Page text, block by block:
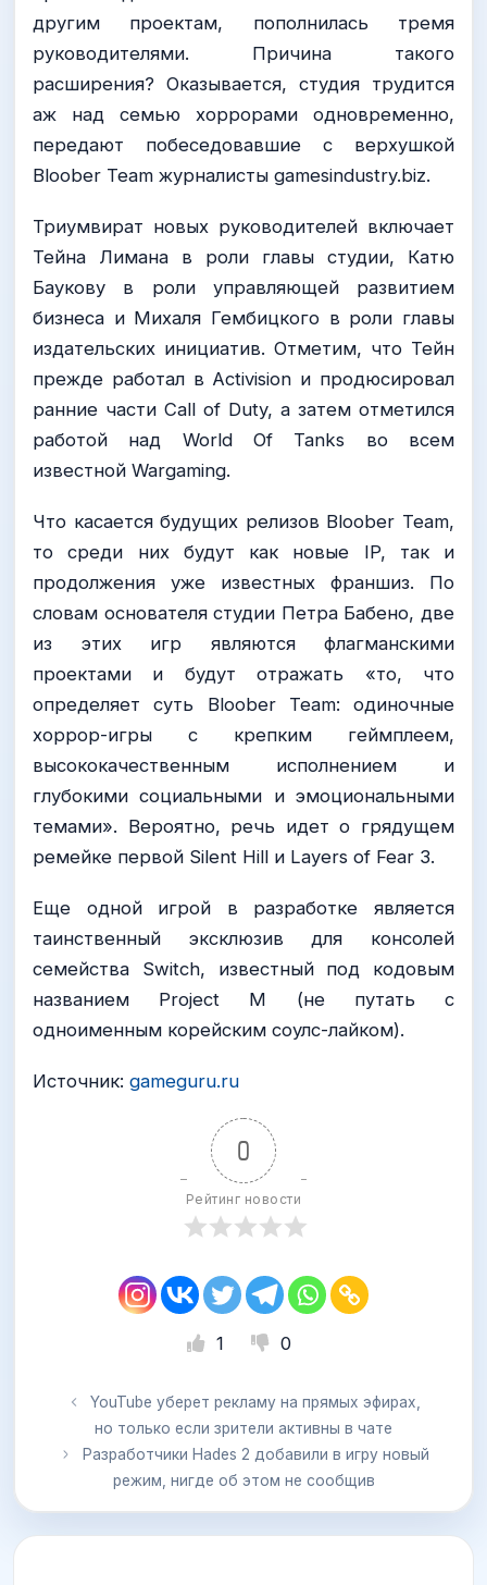
другим проектам, пополнилась тремя
руководителями. Причина такого
расширения? Оказывается, студия трудится
аж над семью хоррорами одновременно,
передают побеседовавшие с верхушкой
Bloober Team журналисты gamesindustry.biz.
Триумвират новых руководителей включает
Тейна Лимана в роли главы студии, Катю
Баукову в роли управляющей развитием
бизнеса и Михаля Гембицкого в роли главы
издательских инициатив. Отметим, что Тейн
прежде работал в Activision и продюсировал
ранние части Call of Duty, а затем отметился
работой над World Of Tanks во всем
известной Wargaming.
Что касается будущих релизов Bloober Team,
то среди них будут как новые IP, так и
продолжения уже известных франшиз. По
словам основателя студии Петра Бабено, две
из этих игр являются флагманскими
проектами и будут отражать «то, что
определяет суть Bloober Team: одиночные
хоррор-игры с крепким геймплеем,
высококачественным исполнением и
глубокими социальными и эмоциональными
темами». Вероятно, речь идет о грядущем
ремейке первой Silent Hill и Layers of Fear 3.
Еще одной игрой в разработке является
таинственный эксклюзив для консолей
семейства Switch, известный под кодовым
названием Project M (не путать с
одноименным корейским соулс-лайком).
Источник: gameguru.ru
0
Рейтинг новости
1 0
YouTube уберет рекламу на прямых эфирах,
но только если зрители активны в чате
Разработчики Hades 2 добавили в игру новый
режим, нигде об этом не сообщив